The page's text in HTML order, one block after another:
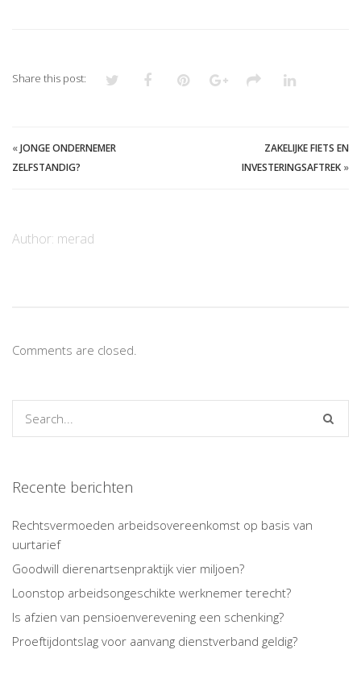
Share this post:
«JONGE ONDERNEMER
ZELFSTANDIG?
ZAKELIJKE FIETS EN
INVESTERINGSAFTREK »
Author: merad
Comments are closed.
Recente berichten
Rechtsvermoeden arbeidsovereenkomst op basis van
uurtarief
Goodwill dierenartsenpraktijk vier miljoen?
Loonstop arbeidsongeschikte werknemer terecht?
Is afzien van pensioenverevening een schenking?
Proeftijdontslag voor aanvang dienstverband geldig?